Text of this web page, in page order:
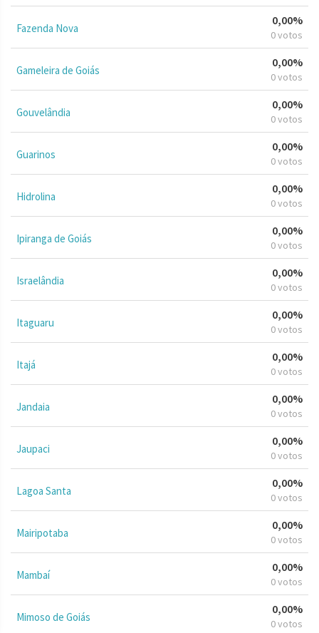
Fazenda Nova
0,00%
0 votos
Gameleira de Goiás
0,00%
0 votos
Gouvelândia
0,00%
0 votos
Guarinos
0,00%
0 votos
Hidrolina
0,00%
0 votos
Ipiranga de Goiás
0,00%
0 votos
Israelândia
0,00%
0 votos
Itaguaru
0,00%
0 votos
Itajá
0,00%
0 votos
Jandaia
0,00%
0 votos
Jaupaci
0,00%
0 votos
Lagoa Santa
0,00%
0 votos
Mairipotaba
0,00%
0 votos
Mambaí
0,00%
0 votos
Mimoso de Goiás
0,00%
0 votos